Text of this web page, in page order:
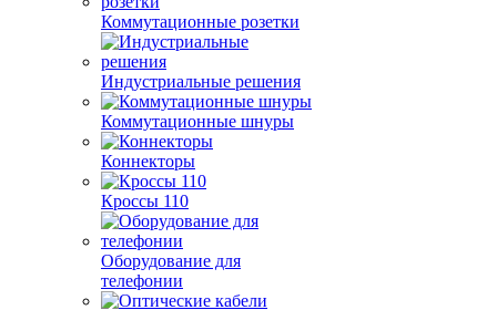
Коммутационные розетки
Индустриальные решения
Коммутационные шнуры
Коннекторы
Кроссы 110
Оборудование для
телефонии